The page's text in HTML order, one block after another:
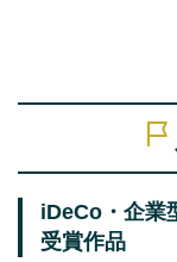
iDeCo・企業
受賞作品